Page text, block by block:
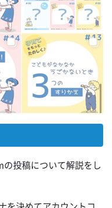
投稿について解説をし